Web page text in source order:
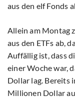
aus den elf Fonds
Allein am Montag
aus den ETFs ab,
Auffällig ist, dass
einer Woche war,
Dollar lag. Bereits
Millionen Dollar